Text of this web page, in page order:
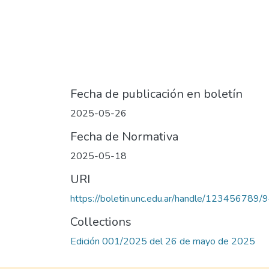
Fecha de publicación en boletín
2025-05-26
Fecha de Normativa
2025-05-18
URI
https://boletin.unc.edu.ar/handle/123456789/
Collections
Edición 001/2025 del 26 de mayo de 2025